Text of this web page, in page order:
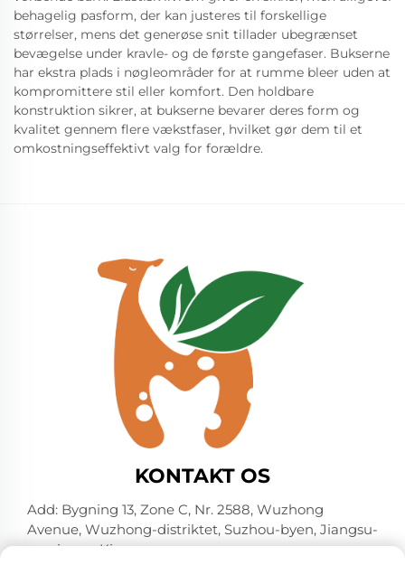
behagelig pasform, der kan justeres til forskellige
størrelser, mens det generøse snit tillader ubegrænset
bevægelse under kravle- og de første gangefaser. Bukserne
har ekstra plads i nøgleområder for at rumme bleer uden at
kompromittere stil eller komfort. Den holdbare
konstruktion sikrer, at bukserne bevarer deres form og
kvalitet gennem flere vækstfaser, hvilket gør dem til et
omkostningseffektivt valg for forældre.
KONTAKT OS
Add: Bygning 13, Zone C, Nr. 2588, Wuzhong
Avenue, Wuzhong-distriktet, Suzhou-byen, Jiangsu-
provinsen, Kina